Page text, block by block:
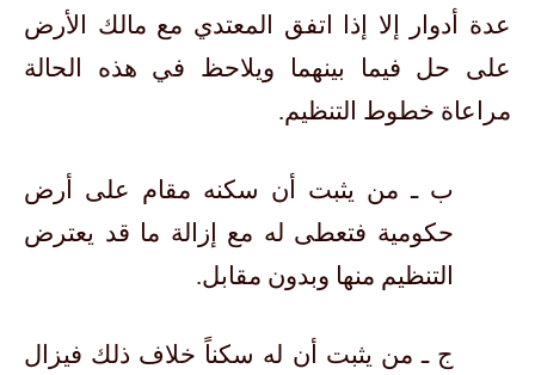
عدة أدوار إلا إذا اتفق المعتدي مع مالك الأرض
على حل فيما بينهما ويلاحظ في هذه الحالة
مراعاة خطوط التنظيم.
ب ـ من يثبت أن سكنه مقام على أرض
حكومية فتعطى له مع إزالة ما قد يعترض
التنظيم منها وبدون مقابل.
ج ـ من يثبت أن له سكناً خلاف ذلك فيزال